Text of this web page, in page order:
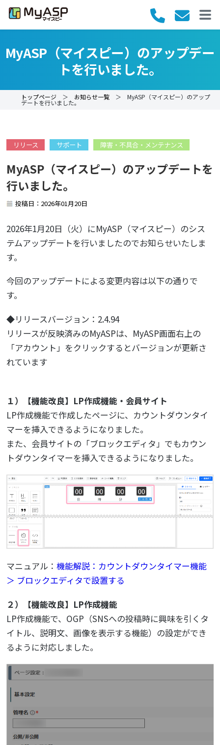
MyASP（マイスピー）のアップデー
トを行いました。
トップページ ＞ お知らせ一覧 ＞ MyASP（マイスピー）のアップ
デートを行いました。
リリース サポート 障害・不具合・メンテナンス
MyASP（マイスピー）のアップデートを
行いました。
投稿日：2026年01月20日
2026年1月20日（火）にMyASP（マイスピー）のシス
テムアップデートを行いましたのでお知らせいたしま
す。
今回のアップデートによる変更内容は以下の通りで
す。
◆リリースバージョン：2.4.94
リリースが反映済みのMyASPは、MyASP画面右上の
「アカウント」をクリックするとバージョンが更新さ
れています
１）【機能改良】LP作成機能・会員サイト
LP作成機能で作成したページに、カウントダウンタイ
マーを挿入できるようになりました。
また、会員サイトの「ブロックエディタ」でもカウン
トダウンタイマーを挿入できるようになりました。
マニュアル：機能解説：カウントダウンタイマー機能
＞ ブロックエディタで設置する
２）【機能改良】LP作成機能
LP作成機能で、OGP（SNSへの投稿時に興味を引くタ
イトル、説明文、画像を表示する機能）の設定ができ
るように対応しました。